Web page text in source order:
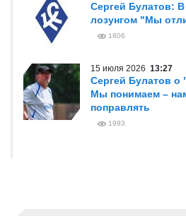
Сергей Булатов:
лозунгом "Мы
1806
15 июля 2026 13:27
Сергей Булатов
Мы понимаем –
поправлять
1993